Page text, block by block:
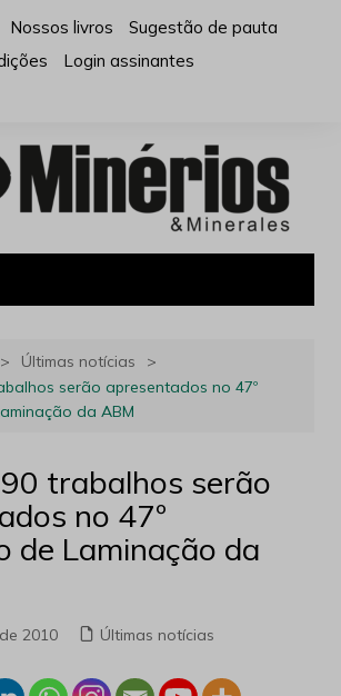
Nossos livros
Sugestão de pauta
Login assinantes
Últimas notícias
serão apresentados no 47º
da ABM
trabalhos serão
no 47º
de Laminação da
2010 Últimas notícias